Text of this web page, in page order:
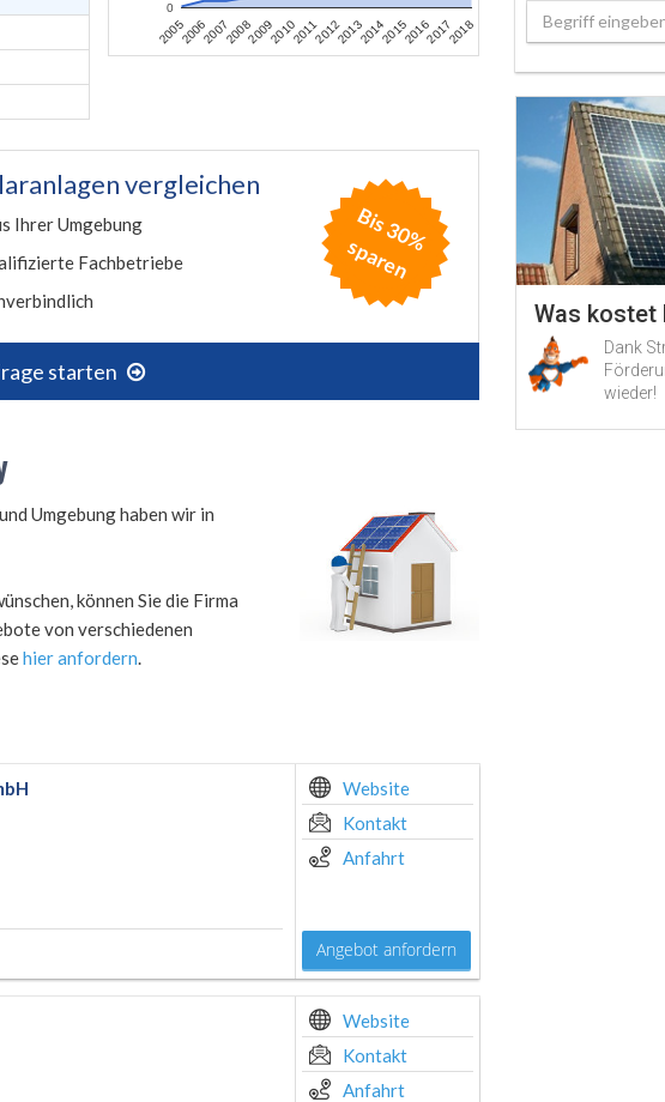
20052006200720082009201020112012201320142015201620172018
0
vergleichen
Ihrer Umgebung
Fachbetriebe
starten
B
is
3
0
%
s
p
a
r
e
n
Umgebung haben wir in
können Sie die Firma
von verschiedenen
hier anfordern.
Website
Kontakt
Anfahrt
Angebot anfordern
Website
Kontakt
Anfahrt
Begriff